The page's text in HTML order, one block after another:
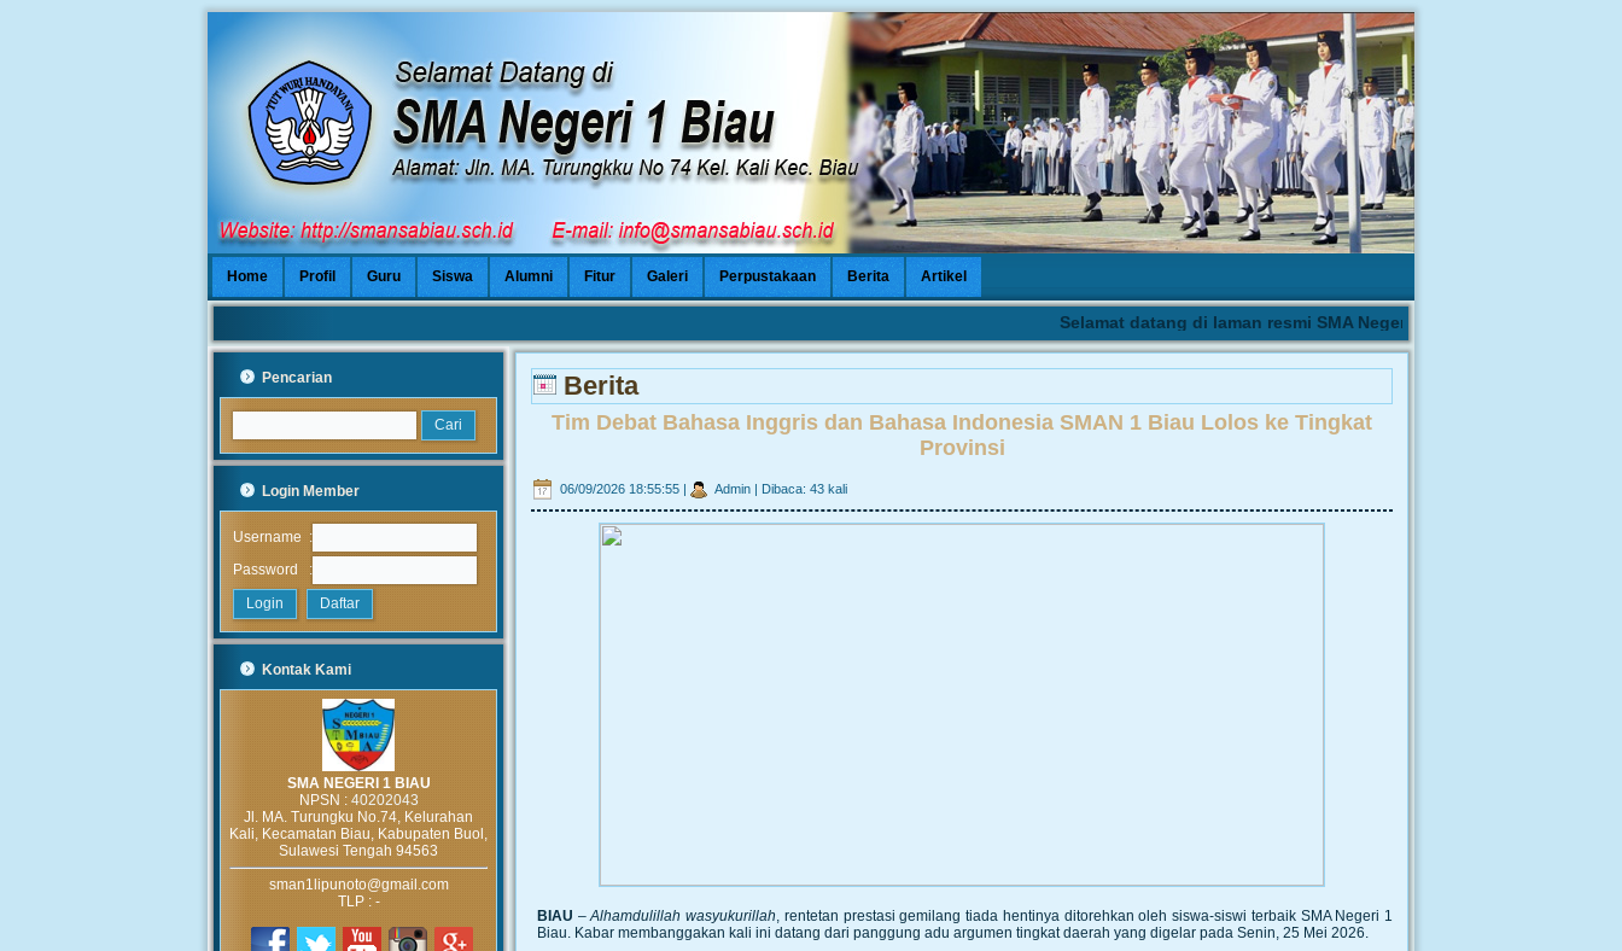
Home Profil Guru Siswa Alumni Fitur Galeri Perpustakaan Berita Artikel
Selamat datang di laman resmi SMA Negeri 1 Biau | Pengumuman
Pencarian
Login Member
Username :
Password
:
Kontak Kami
SMA NEGERI 1 BIAU
NPSN : 40202043
Jl. MA. Turungku No.74, Kelurahan
Kali, Kecamatan Biau, Kabupaten Buol,
Sulawesi Tengah 94563
sman1lipunoto@gmail.com
TLP : -
Berita
Tim Debat Bahasa Inggris dan Bahasa Indonesia SMAN 1 Biau Lolos ke Tingkat
Provinsi
06/09/2026 18:55:55 | Admin | Dibaca: 43 kali
BIAU –Alhamdulillah wasyukurillah, rentetan prestasi gemilang tiada hentinya ditorehkan oleh siswa-siswi terbaik SMA Negeri 1
Biau. Kabar membanggakan kali ini datang dari panggung adu argumen tingkat daerah yang digelar pada Senin, 25 Mei 2026.